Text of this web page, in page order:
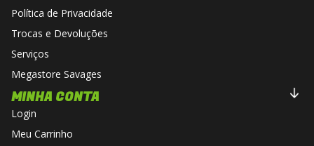
Política de Privacidade
Trocas e Devoluções
Serviços
Megastore Savages
MINHA CONTA
Login
Meu Carrinho